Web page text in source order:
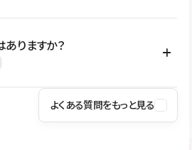
えずに更新作業を進めやすくなりま
ービスを安全に利用できるよう、通信
クセス管理、脆弱性対策など、複数の観
化に対応しており、悪質なスクリプトの
ありますか？
、ヘルプセンターでご確認いただけま
よくある質問をもっと見る